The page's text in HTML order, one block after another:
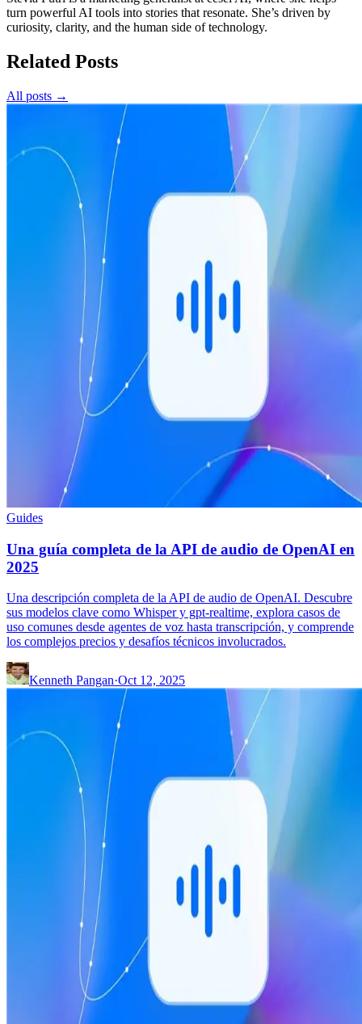
turn powerful AI tools into stories that resonate. She’s driven by
curiosity, clarity, and the human side of technology.
Related Posts
All posts →
Guides
Una guía completa de la API de audio de OpenAI en
2025
Una descripción completa de la API de audio de OpenAI. Descubre
sus modelos clave como Whisper y gpt-realtime, explora casos de
uso comunes desde agentes de voz hasta transcripción, y comprende
los complejos precios y desafíos técnicos involucrados.
Kenneth Pangan·Oct 12, 2025